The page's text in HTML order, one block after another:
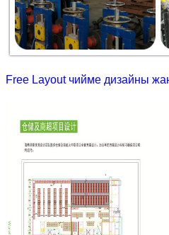
Free Layout чийме дизайны